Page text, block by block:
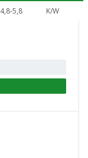
4,8-5,8 K/W